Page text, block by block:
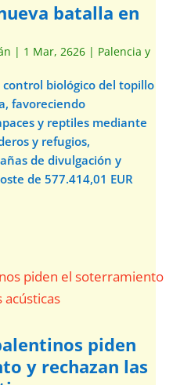
batalla en
| 1 Mar, 2626| Palencia y
biológico del topillo
favoreciendo
y reptiles mediante
y refugios,
de divulgación y
de 577.414,01 EUR
piden
y rechazan las